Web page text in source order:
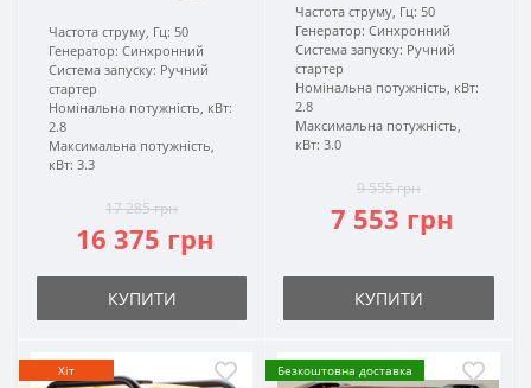
Частота струму, Гц: 50
Генератор: Синхронний
Система запуску: Ручний
стартер
Номінальна потужність, кВт:
2.8
Максимальна потужність,
кВт: 3.3
17 285 грн
16 375 грн
КУПИТИ
Частота струму, Гц: 50
Генератор: Синхронний
Система запуску: Ручний
стартер
Номінальна потужність, кВт:
2.8
Максимальна потужність,
кВт: 3.0
9 555 грн
7 553 грн
КУПИТИ
Хіт
Безкоштовна доставка